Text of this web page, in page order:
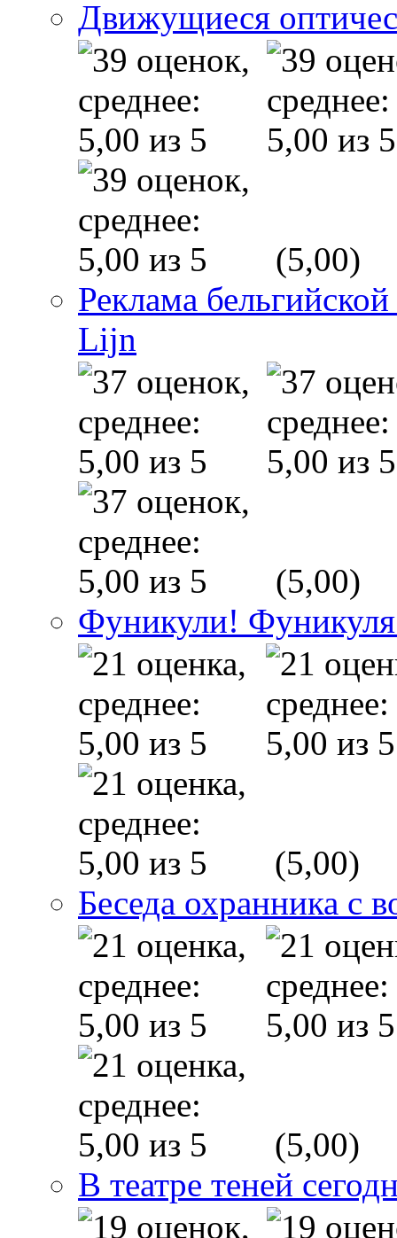
Движущиеся
(5,00)
Реклама
Lijn
(5,00)
Фуникули!
(5,00)
Беседа охранника с
(5,00)
В театре теней